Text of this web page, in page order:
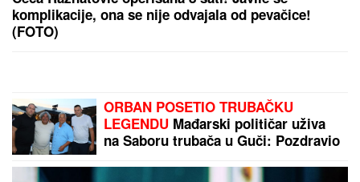
STANKOVIĆ ZAGRMEO POSLE
Milene Kačavende u Crnoj Gori!